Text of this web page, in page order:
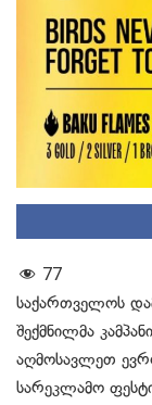
77
საქართველოს
შექმნილმა
აღმოსავლეთ
სარეკლამო